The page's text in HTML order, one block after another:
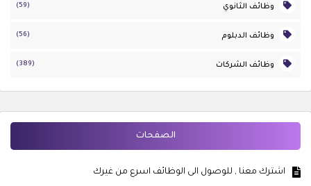
وظائف الثانوي (59)
وظائف الدبلوم (56)
وظائف الشركات (389)
الصفحات
اشترك معنا , للوصول الى الوظائف اسرع من غيرك